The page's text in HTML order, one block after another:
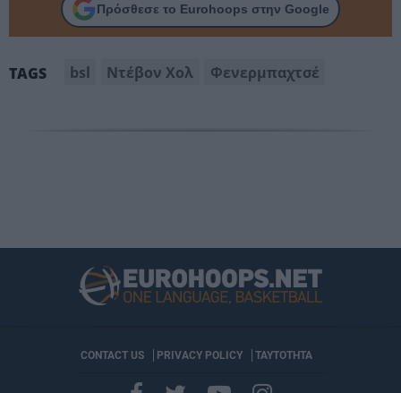
Πρόσθεσε το Eurohoops στην Google
TAGS bsl Ντέβον Χολ Φενερμπαχτσέ
CONTACT US PRIVACY POLICY ΤΑΥΤΟΤΗΤΑ